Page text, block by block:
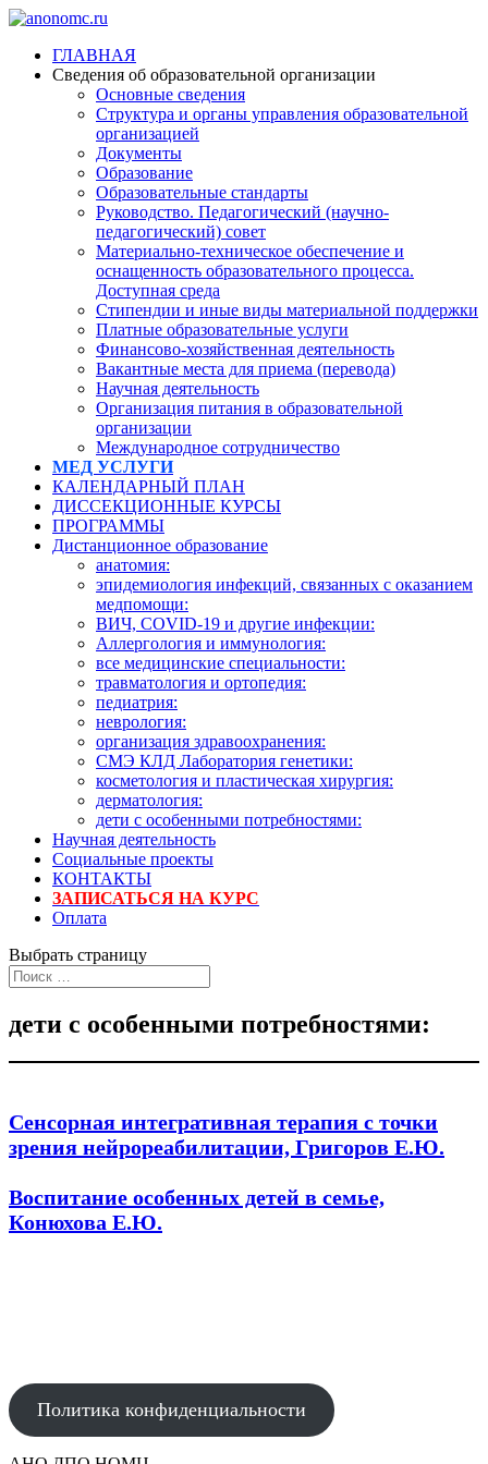
ГЛАВНАЯ
Сведения об образовательной организации
Основные сведения
Структура и органы управления образовательной
организацией
Документы
Образование
Образовательные стандарты
Руководство. Педагогический (научно-
педагогический) совет
Материально-техническое обеспечение и
оснащенность образовательного процесса.
Доступная среда
Стипендии и иные виды материальной поддержки
Платные образовательные услуги
Финансово-хозяйственная деятельность
Вакантные места для приема (перевода)
Научная деятельность
Организация питания в образовательной
организации
Международное сотрудничество
МЕД УСЛУГИ
КАЛЕНДАРНЫЙ ПЛАН
ДИССЕКЦИОННЫЕ КУРСЫ
ПРОГРАММЫ
Дистанционное образование
анатомия:
эпидемиология инфекций, связанных с оказанием
медпомощи:
ВИЧ, COVID-19 и другие инфекции:
Аллергология и иммунология:
все медицинские специальности:
травматология и ортопедия:
педиатрия:
неврология:
организация здравоохранения:
СМЭ КЛД Лаборатория генетики:
косметология и пластическая хирургия:
дерматология:
дети с особенными потребностями:
Научная деятельность
Социальные проекты
КОНТАКТЫ
ЗАПИСАТЬСЯ НА КУРС
Оплата
Выбрать страницу
дети с особенными потребностями:
Сенсорная интегративная терапия с точки
зрения нейрореабилитации, Григоров Е.Ю.
Воспитание особенных детей в семье,
Конюхова Е.Ю.
Политика конфиденциальности